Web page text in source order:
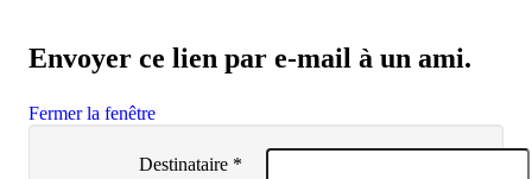
Envoyer ce lien par e-mail à un ami.
Fermer la fenêtre
Destinataire *